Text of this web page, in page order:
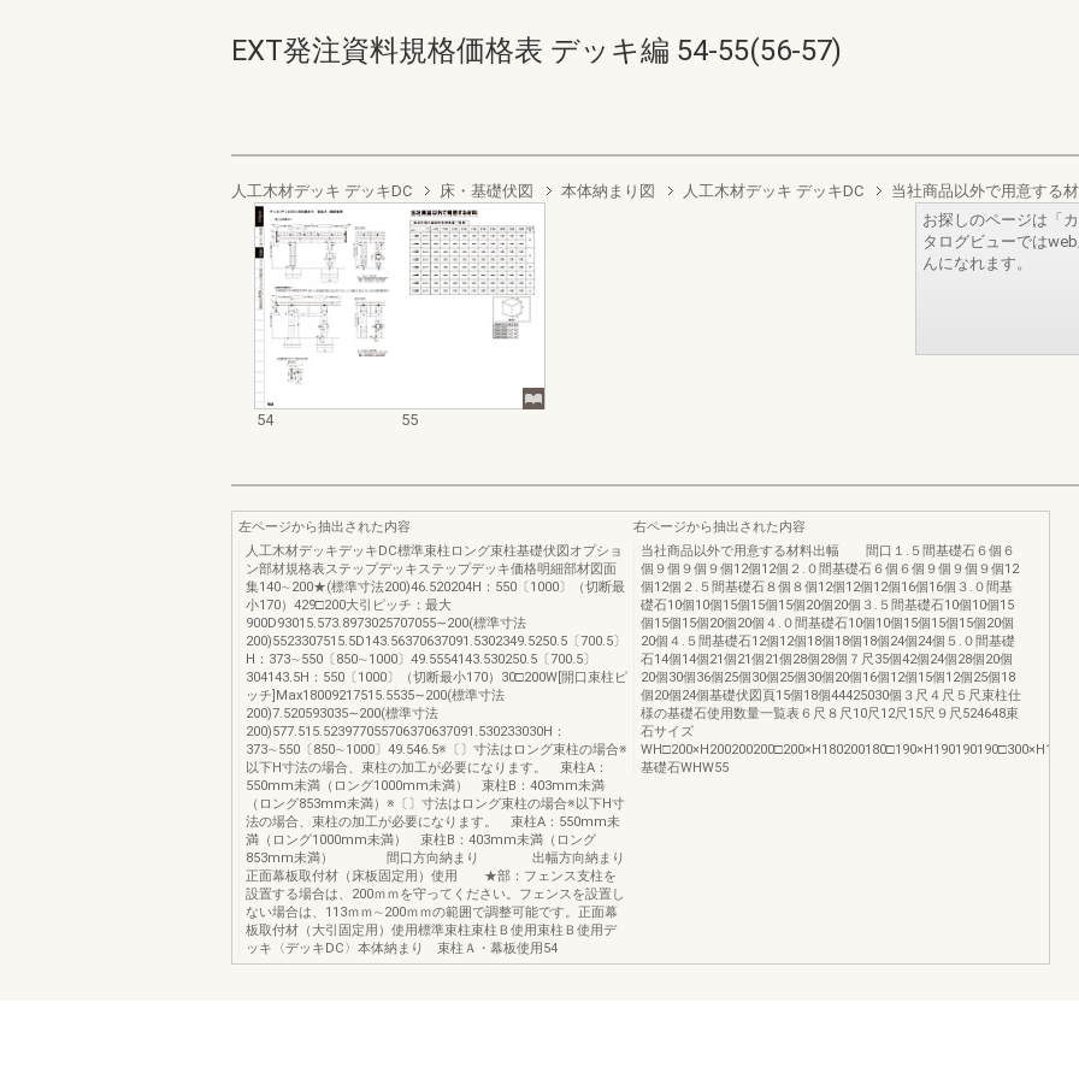
EXT発注資料規格価格表 デッキ編 54-55(56-57)
人工木材デッキ デッキDC 床・基礎伏図 本体納まり図 人工木材デッキ デッキDC 当社商品以外で用意する
54 55
お探しのページは「
タログビューでは
んになれます。
左ページから抽出された内容
人工木材デッキデッキDC標準束柱ロング束柱基礎伏図オプショ
ン部材規格表ステップデッキステップデッキ価格明細部材図面
集140∼200★(標準寸法200)46.520204H：550〔1000〕（切断最
小170）429□200大引ピッチ：最大
900D93015.573.8973025707055∼200(標準寸法
200)5523307515.5D143.56370637091.5302349.5250.5〔700.5〕
H：373∼550〔850∼1000〕49.5554143.530250.5〔700.5〕
304143.5H：550〔1000〕（切断最小170）30□200W[開口束柱ピ
ッチ]Max18009217515.5535∼200(標準寸法
200)7.520593035∼200(標準寸法
200)577.515.523977055706370637091.530233030H：
373∼550〔850∼1000〕49.546.5※〔〕寸法はロング束柱の場合※
以下H寸法の場合、束柱の加工が必要になります。 束柱A：
550mm未満（ロング1000mm未満） 束柱B：403mm未満
（ロング853mm未満）※〔〕寸法はロング束柱の場合※以下H寸
法の場合、束柱の加工が必要になります。 束柱A：550mm未
満（ロング1000mm未満） 束柱B：403mm未満（ロング
853mm未満） 間口方向納まり 出幅方向納まり
正面幕板取付材（床板固定用）使用 ★部：フェンス支柱を
設置する場合は、200ｍｍを守ってください。フェンスを設置し
ない場合は、113ｍｍ∼200ｍｍの範囲で調整可能です。正面幕
板取付材（大引固定用）使用標準束柱束柱Ｂ使用束柱Ｂ使用デ
ッキ〈デッキDC〉本体納まり 束柱Ａ・幕板使用54
右ページから抽出された内容
当社商品以外で用意する材料出幅 間口１.５間基礎石６個６
個９個９個９個12個12個２.０間基礎石６個６個９個９個９個12
個12個２.５間基礎石８個８個12個12個12個16個16個３.０間基
礎石10個10個15個15個15個20個20個３.５間基礎石10個10個15
個15個15個20個20個４.０間基礎石10個10個15個15個15個20個
20個４.５間基礎石12個12個18個18個18個24個24個５.０間基礎
石14個14個21個21個21個28個28個７尺35個42個24個28個20個
20個30個36個25個30個25個30個20個16個12個15個12個25個18
個20個24個基礎伏図頁15個18個44425030個３尺４尺５尺束柱仕
様の基礎石使用数量一覧表６尺８尺10尺12尺15尺９尺524648束
石サイズ
基礎石WHW55